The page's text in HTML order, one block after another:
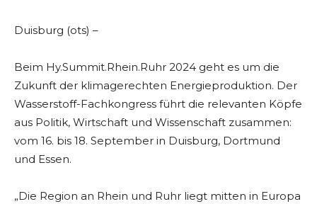
Duisburg (ots) –
Beim Hy.Summit.Rhein.Ruhr 2024 geht es um die
Zukunft der klimagerechten Energieproduktion. Der
Wasserstoff-Fachkongress führt die relevanten Köpfe
aus Politik, Wirtschaft und Wissenschaft zusammen:
vom 16. bis 18. September in Duisburg, Dortmund
und Essen.
„Die Region an Rhein und Ruhr liegt mitten in Europa